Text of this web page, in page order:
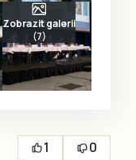
Zobrazit galerii
(7)
1
0